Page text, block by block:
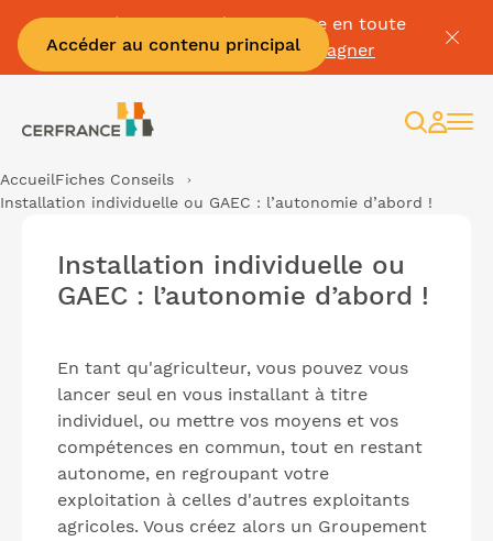
Accéder au contenu principal
Passez à la facture électronique en toute
sérénité :Je me fais accompagner
AccueilFiches Conseils
Installation individuelle ou GAEC : l’autonomie d’abord !
Installation individuelle ou
GAEC : l’autonomie d’abord !
En tant qu'agriculteur, vous pouvez vous
lancer seul en vous installant à titre
individuel, ou mettre vos moyens et vos
compétences en commun, tout en restant
autonome, en regroupant votre
exploitation à celles d'autres exploitants
agricoles. Vous créez alors un Groupement